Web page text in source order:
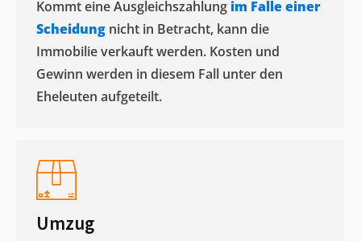
Kommt eine Ausgleichszahlung im Falle einer
Scheidung nicht in Betracht, kann die
Immobilie verkauft werden. Kosten und
Gewinn werden in diesem Fall unter den
Eheleuten aufgeteilt.​
Umzug